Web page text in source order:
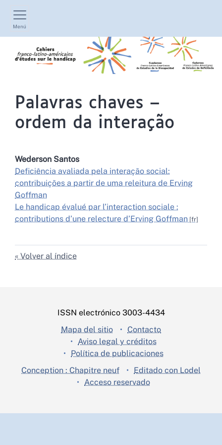
Menú
Palavras chaves –
ordem da interação
Wederson Santos
Deficiência avaliada pela interação social:
contribuições a partir de uma releitura de Erving
Goffman
Le handicap évalué par l’interaction sociale :
contributions d’une relecture d’Erving Goffman
Volver al índice
ISSN electrónico 3003-4434
Mapa del sitio
Contacto
Aviso legal y créditos
Política de publicaciones
Conception : Chapitre neuf
Editado con Lodel
Acceso reservado